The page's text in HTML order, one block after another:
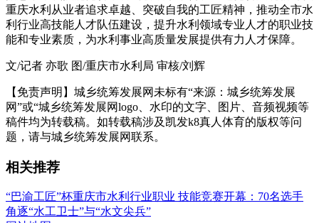
重庆水利从业者追求卓越、突破自我的工匠精神，推动全市水
利行业高技能人才队伍建设，提升水利领域专业人才的职业技
能和专业素质，为水利事业高质量发展提供有力人才保障。
文/记者 亦歌 图/重庆市水利局 审核/刘辉
【免责声明】城乡统筹发展网未标有“来源：城乡统筹发展
网”或“城乡统筹发展网logo、水印的文字、图片、音频视频等
稿件均为转载稿。如转载稿涉及凯发k8真人体育的版权等问
题，请与城乡统筹发展网联系。
相关推荐
“巴渝工匠”杯重庆市水利行业职业 技能竞赛开幕：70名选手
角逐“水工卫士”与“水文尖兵”